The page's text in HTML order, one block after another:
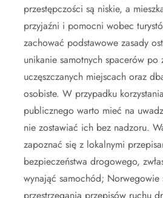
przestępczości są niskie, a
przyjaźni i pomocni wobec
zachować podstawowe zasady
unikanie samotnych spacerów po
uczęszczanych miejscach oraz
osobiste. W przypadku
publicznego warto mieć na
nie zostawiać ich bez nadzoru.
zapoznać się z lokalnymi
bezpieczeństwa drogowego,
wynająć samochód; Norwegowie